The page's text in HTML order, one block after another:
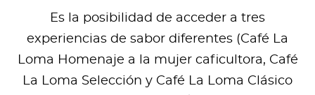
Es la posibilidad de acceder a tres
experiencias de sabor diferentes (Café La
Loma Homenaje a la mujer caficultora, Café
La Loma Selección y Café La Loma Clásico